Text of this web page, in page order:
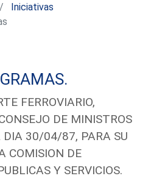
Iniciativas
FERROVIARIO,
DE MINISTROS
DIA 30/04/87, PARA SU
COMISION DE
Y SERVICIOS.